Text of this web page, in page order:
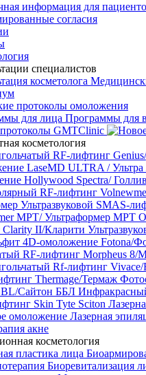
информация для
согласия
специалистов
косметолога
протоколы омоложения
для лица Программы для
GMTClinic
косметология
RF-лифтинг
LaseMD ULTRA / Ультра
Hollywood Spectra/
RF-лифтинг
Ультразвуковой SMAS-
MPT/ Ультраформер MPT
Clarity II/Кларити
4D-омоложение Fotona/
RF-лифтинг Morpheus 8/
Rf-лифтинг Vivace/
Thermage/Термаж
Сайтон ББЛ
Skin Tyte Sciton
омоложение Лазерная
акне
косметология
пластика лица
Биоревитализация